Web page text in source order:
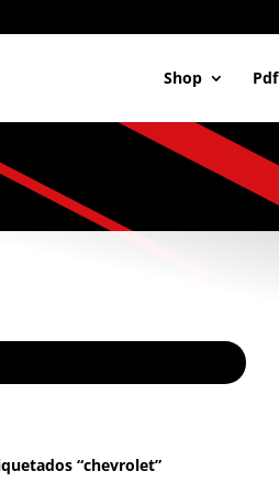
Shop Pdf
“chevrolet”